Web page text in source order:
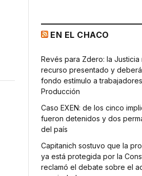
EN EL CHACO
Revés para Zdero: la
recurso presentado y
fondo estímulo a
Producción
Caso EXEN: de los cinco
fueron detenidos y dos
del país
Capitanich sostuvo que la
ya está protegida por la
reclamó el debate sobre el